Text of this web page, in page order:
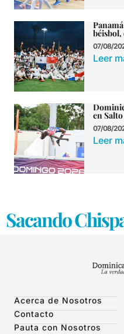
béisbol,
07/08/
Leer
en
07/08/
Leer
Sacando
Acerca de Nosotros
Contacto
Pauta con Nosotros